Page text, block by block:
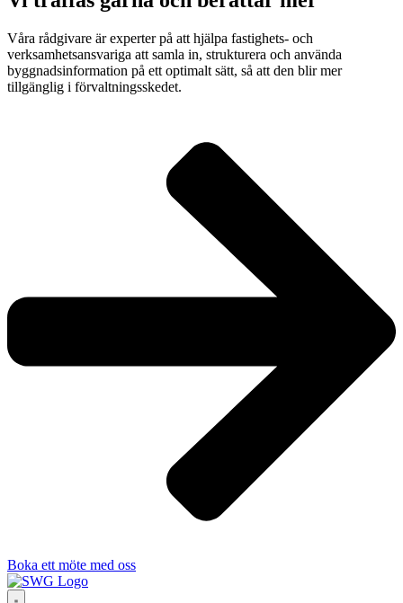
Våra rådgivare är experter på att hjälpa fastighets- och
verksamhetsansvariga att samla in, strukturera och använda
byggnadsinformation på ett optimalt sätt, så att den blir mer
tillgänglig i förvaltningsskedet.
Boka ett möte med oss